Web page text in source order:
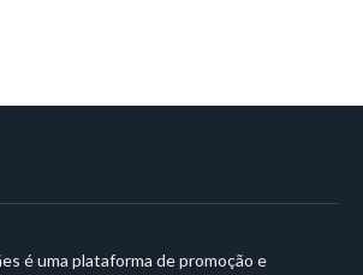
é uma plataforma de promoção e